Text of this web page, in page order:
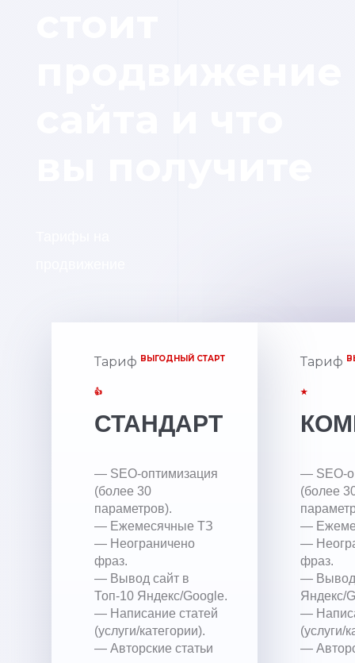
Тариф ВЫГОДНЫЙ СТАРТ
👍
СТАНДАРТ
— SEO-оптимизация
(более 30
параметров).
— Ежемесячные ТЗ
— Неограничено
фраз.
— Вывод сайт в
Топ-10 Яндекс/Google.
— Написание статей
(услуги/категории).
— Авторские статьи
Тариф
★
— SEO-
(более
—
—
фраз.
— Вывод
Яндекс/
—
(услуги/
—